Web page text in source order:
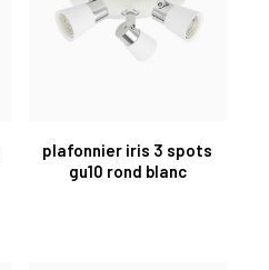
plafonnier iris 3 spots
gu10 rond blanc